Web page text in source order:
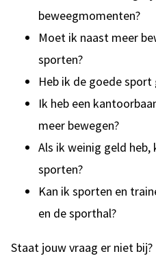
beweegmomenten?
Moet ik naast meer
sporten?
Heb ik de goede sport
Ik heb een
meer bewegen?
Als ik weinig geld heb,
sporten?
Kan ik sporten en
en de sporthal?
Staat jouw vraag er niet bij?